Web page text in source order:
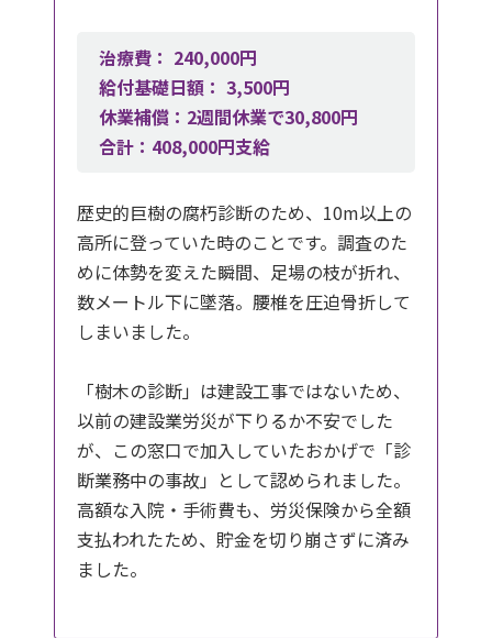
治療費： 240,000円
給付基礎日額： 3,500円
休業補償：2週間休業で30,800円
合計：408,000円支給
歴史的巨樹の腐朽診断のため、10m以上の
高所に登っていた時のことです。調査のた
めに体勢を変えた瞬間、足場の枝が折れ、
数メートル下に墜落。腰椎を圧迫骨折して
しまいました。
「樹木の診断」は建設工事ではないため、
以前の建設業労災が下りるか不安でした
が、この窓口で加入していたおかげで「診
断業務中の事故」として認められました。
高額な入院・手術費も、労災保険から全額
支払われたため、貯金を切り崩さずに済み
ました。